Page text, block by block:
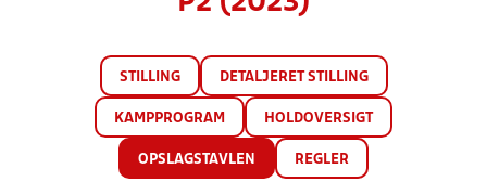
STILLING DETALJERET STILLING
KAMPPROGRAM HOLDOVERSIGT
OPSLAGSTAVLEN REGLER